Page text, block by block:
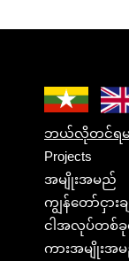
ဘယ်လိုတင်ရ
Projects
အမျိုးအမည်
ကျွန်တော်ငှား
ငါအလုပ်တစ်
ကားအမျိုးအ